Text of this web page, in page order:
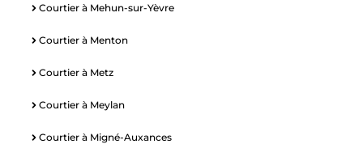
Courtier à Mehun-sur-Yèvre
Courtier à Menton
Courtier à Metz
Courtier à Meylan
Courtier à Migné-Auxances